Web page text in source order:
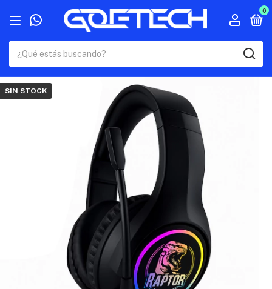
0
SIN STOCK